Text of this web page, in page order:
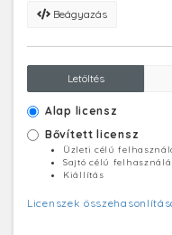
Beágyazás
Letöltés
Alap licensz
Bővített licensz
Üzleti célú
Sajtó célú
Kiállítás
Licenszek